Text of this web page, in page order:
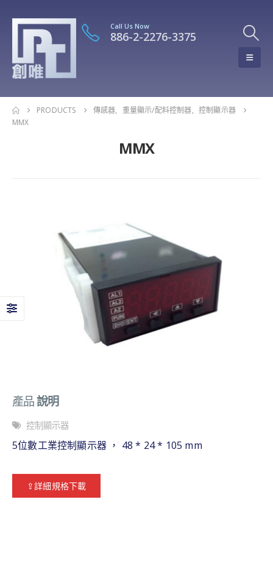
Call Us Now
886-2-2276-3375
PRODUCTS 傳感器, 重量顯示/配料控制器, 控制顯示器
MMX
MMX
產品說明
控制顯示器
5位數工業控制顯示器 ， 48 * 24 * 105 mm
⇪詳細規格下載